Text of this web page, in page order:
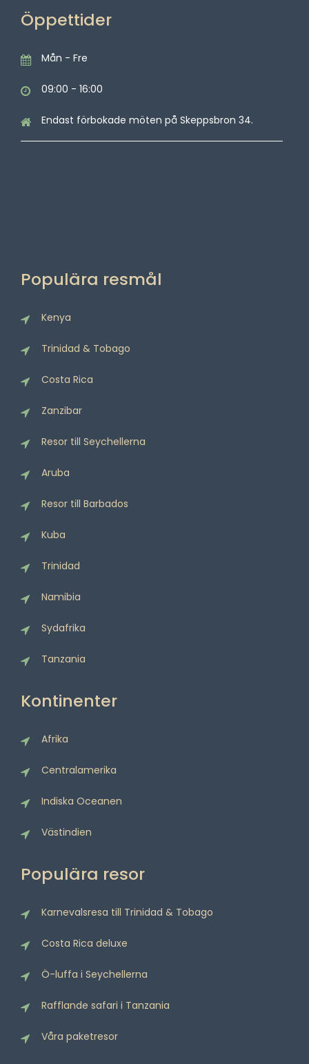
Öppettider
Mån - Fre
09:00 - 16:00
Endast förbokade möten på Skeppsbron 34.
Populära resmål
Kenya
Trinidad & Tobago
Costa Rica
Zanzibar
Resor till Seychellerna
Aruba
Resor till Barbados
Kuba
Trinidad
Namibia
Sydafrika
Tanzania
Kontinenter
Afrika
Centralamerika
Indiska Oceanen
Västindien
Populära resor
Karnevalsresa till Trinidad & Tobago
Costa Rica deluxe
Ö-luffa i Seychellerna
Rafflande safari i Tanzania
Våra paketresor